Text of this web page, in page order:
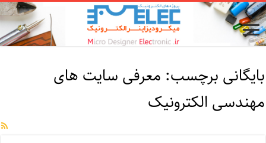
بایگانی برچسب: معرفی سایت های
مهندسی الکترونیک